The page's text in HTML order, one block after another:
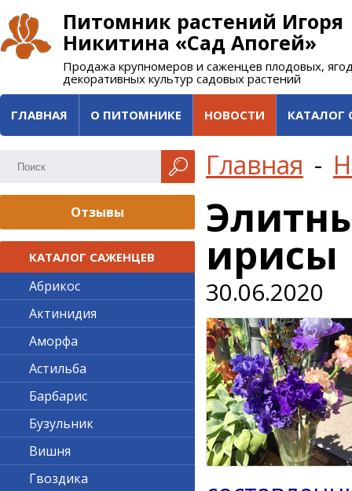
Питомник растений Игоря
Никитина «Сад Апогей»
Продажа крупномеров и саженцев плодовых,
декоративных культур садовых растений
ГЛАВНАЯ О ПИТОМНИКЕ НОВОСТИ КАТАЛОГ
Главная -
ирисы
30.06.2020
Отзывы
КАТАЛОГ САЖЕНЦЕВ
Абрикос
Актинидия
Аморфа
Астильба
Барбарис
Бузульник
Вишня
Гвоздика